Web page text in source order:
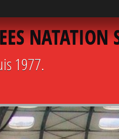
NATATION
1977.